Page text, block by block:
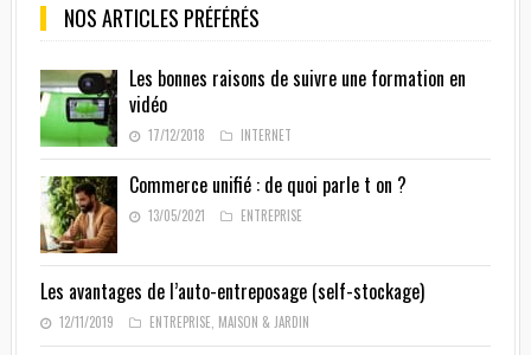
NOS ARTICLES PRÉFÉRÉS
Les bonnes raisons de suivre une formation en
vidéo
17/12/2018 INTERNET
Commerce unifié : de quoi parle t on ?
13/05/2021 ENTREPRISE
Les avantages de l’auto-entreposage (self-stockage)
12/11/2019 ENTREPRISE MAISON & JARDIN